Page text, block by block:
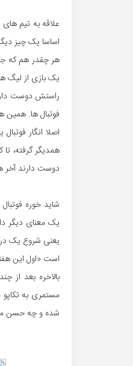
علاقه به تیم
اساسا یک چیز
یک بازی از لیگ
راستش دوست
فوتبال ها. همین
اصلا انگار
همدیگر گرفته،
دوست دارند آخر
شاید خوره
یک معنای دیگر
یعنی شروع یک
است «اول این
بالاخره بعد از
مستمری به
شده و چه حسن